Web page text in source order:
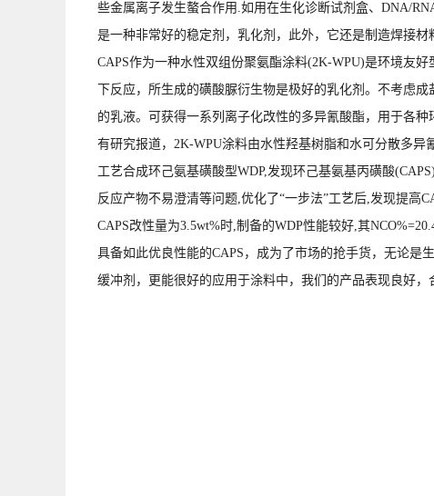
些金属离子发生螯合作用.如用在生化诊断试剂盒、DNA/
是一种非常好的稳定剂，乳化剂，此外，它还是制造焊接
CAPS作为一种水性双组份聚氨酯涂料(2K-WPU)是环境友
下反应，所生成的磺酸脲衍生物是极好的乳化剂。不考虑
的乳液。可获得一系列离子化改性的多异氰酸酯，用于各
有研究报道，2K-WPU涂料由水性羟基树脂和水可分散多异
工艺合成环己氨基磺酸型WDP,发现环己基氨基丙磺酸
反应产物不易澄清等问题,优化了“一步法”工艺后,发现提高
CAPS改性量为3.5wt%时,制备的WDP性能较好,其
具备如此优良性能的CAPS，成为了市场的抢手货，无论是
缓冲剂，更能很好的应用于涂料中，我们的产品表现良好